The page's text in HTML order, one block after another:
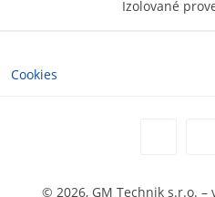
Izolované
Cookies
© 2026, GM Technik s.r.o. –